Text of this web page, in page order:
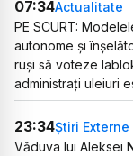
07:34Actualitate
PE SCURT:
autonome și
ruși să voteze
administrați uleiuri
23:34Știri Externe
Văduva lui Aleksei